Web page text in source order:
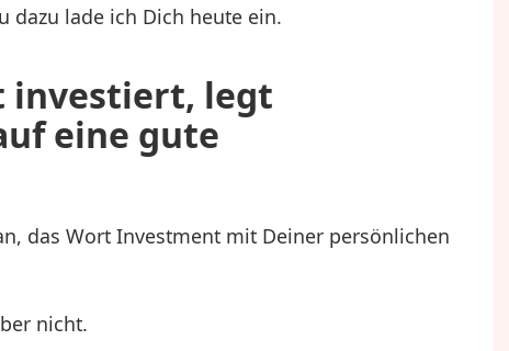
dazu lade ich Dich heute ein.
investiert, legt
eine gute
das Wort Investment mit Deiner persönlichen
nicht.